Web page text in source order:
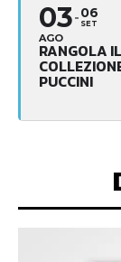
03
AGO
06
SET
RANGOLA
PUCCINI